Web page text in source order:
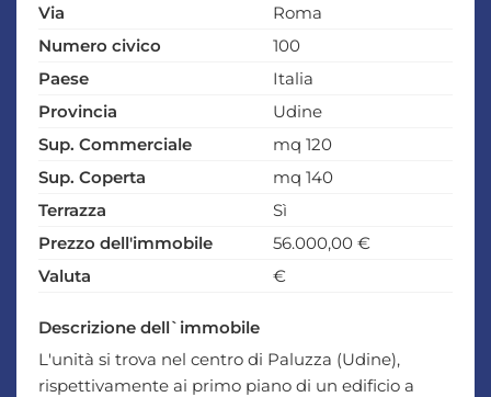
Via
Roma
Numero civico
100
Paese
Italia
Provincia
Udine
Sup. Commerciale
mq 120
Sup. Coperta
mq 140
Terrazza
Sì
Prezzo dell'immobile
56.000,00 €
Valuta
€
Descrizione dell`immobile
L'unità si trova nel centro di Paluzza (Udine),
rispettivamente ai primo piano di un edificio a